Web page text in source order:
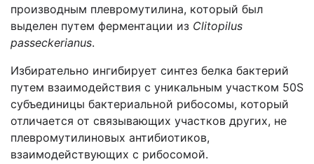
производным плевромутилина, который был
выделен путем ферментации из Clitopilus
passeckerianus.
Избирательно ингибирует синтез белка бактерий
путем взаимодействия с уникальным участком 50S
субъединицы бактериальной рибосомы, который
отличается от связывающих участков других, не
плевромутилиновых антибиотиков,
взаимодействующих с рибосомой.